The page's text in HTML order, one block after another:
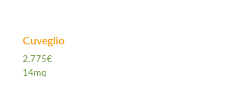
Cuveglio
2.775€
14mq